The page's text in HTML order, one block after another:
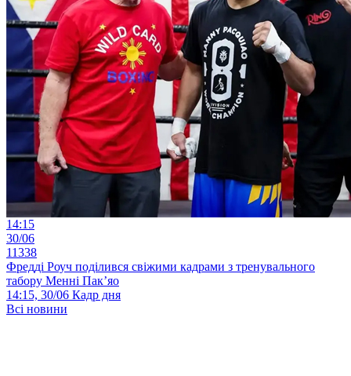
14:15
30/06
11338
Фредді Роуч поділився свіжими кадрами з тренувального
табору Менні Пак’яо
14:15, 30/06 Кадр дня
Всі новини